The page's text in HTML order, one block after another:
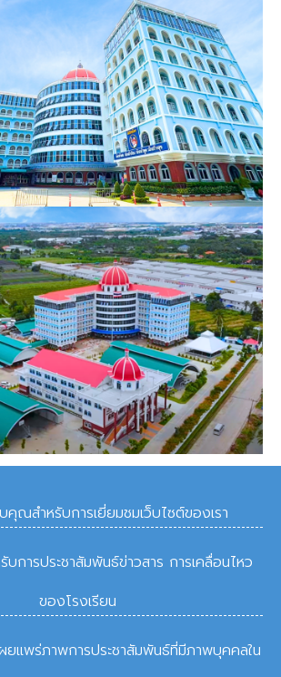
ณสำหรับการเยี่ยมชมเว็บไซต์ของเรา
บการประชาสัมพันธ์ข่าวสาร การเคลื่อนไหว
ของโรงเรียน
ยแพร่ภาพการประชาสัมพันธ์ที่มีภาพบุคคลใน